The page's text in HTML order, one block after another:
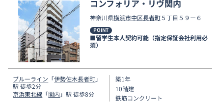
コンフォリア・リヴ関内
神奈川県横浜市中区長者町５丁目５９ー６
POINT
■留学生本人契約可能（指定保証会社利用必
須）
ブルーライン 「伊勢佐木長者町」
駅 徒歩2分
京浜東北線 「関内 」駅 徒歩8分
築1年
10階建
鉄筋コンクリート